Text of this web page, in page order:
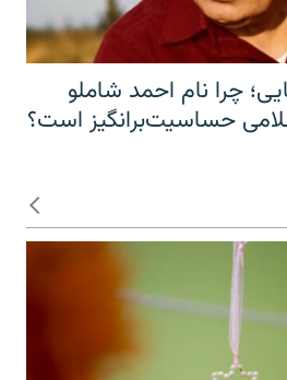
چرا نام احمد شاملو
حساسیت‌برانگیز است؟